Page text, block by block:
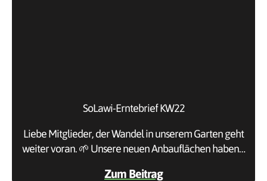
SoLawi-Erntebrief KW22
Liebe Mitglieder, der Wandel in unserem Garten geht
weiter voran. 🌱 Unsere neuen Anbauflächen haben…
Zum Beitrag